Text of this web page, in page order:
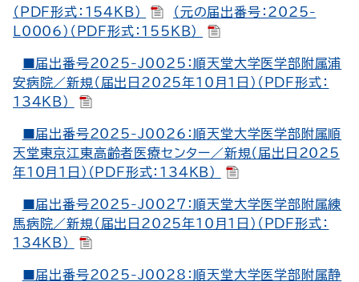
（PDF形式：154KB）
（元の届出番号：2025-
L0006）（PDF形式：155KB）
■届出番号2025-J0025：順天堂大学医学部附属浦
安病院／新規（届出日2025年10月1日）（PDF形式：
134KB）
■届出番号2025-J0026：順天堂大学医学部附属順
天堂東京江東高齢者医療センター／新規（届出日2025
年10月1日）（PDF形式：134KB）
■届出番号2025-J0027：順天堂大学医学部附属練
馬病院／新規（届出日2025年10月1日）（PDF形式：
134KB）
■届出番号2025-J0028：順天堂大学医学部附属静